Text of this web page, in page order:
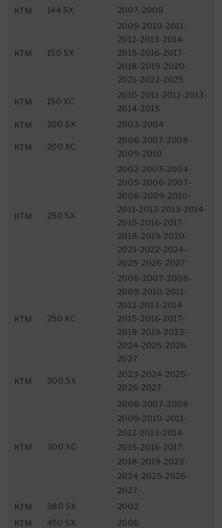
KTM
144 SX 2007-2008
KTM 150 SX
2009-2010-2011-
2012-2013-2014-
2015-2016-2017-
2018-2019-2020-
2021-2022-2025
KTM 150 XC
2010-2011-2012-2013-
2014-2015
KTM
200 SX 2003-2004
KTM 200 XC
2006-2007-2008-
2009-2010
KTM 250 SX
2002-2003-2004-
2005-2006-2007-
2008-2009-2010-
2011-2012-2013-2014-
2015-2016-2017-
2018-2019-2020-
2021-2022-2024-
2025-2026-2027
KTM 250 XC
2006-2007-2008-
2009-2010-2011-
2012-2013-2014-
2015-2016-2017-
2018-2019-2023-
2024-2025-2026-
2027
KTM 300 SX
2023-2024-2025-
2026-2027
KTM 300 XC
2006-2007-2008-
2009-2010-2011-
2012-2013-2014-
2015-2016-2017-
2018-2019-2023-
2024-2025-2026-
2027
KTM
380 SX
2002
KTM
450 SX 2006